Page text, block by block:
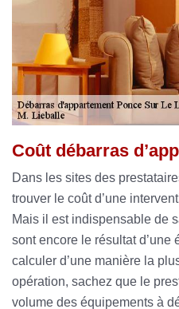
Coût débarras
Dans les sites des
trouver le coût d’une
Mais il est indispensable de
sont encore le résultat d’une
calculer d’une manière la
opération, sachez que le
volume des équipements à